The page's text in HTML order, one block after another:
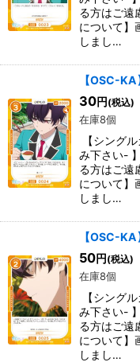
る方はご遠
について】
しまし…
【OSC-
30円 (税込)
在庫8個
【シング
み下さい-
る方はご遠
について】
しまし…
【OSC-
50円 (税込)
在庫8個
【シング
み下さい-
る方はご遠
について】
しまし…